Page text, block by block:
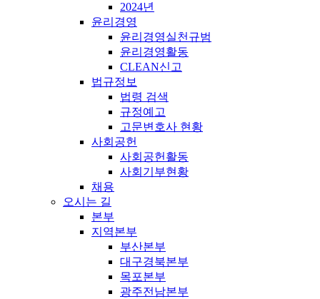
2024년
윤리경영
윤리경영실천규범
윤리경영활동
CLEAN신고
법규정보
법령 검색
규정예고
고문변호사 현황
사회공헌
사회공헌활동
사회기부현황
채용
오시는 길
본부
지역본부
부산본부
대구경북본부
목포본부
광주전남본부